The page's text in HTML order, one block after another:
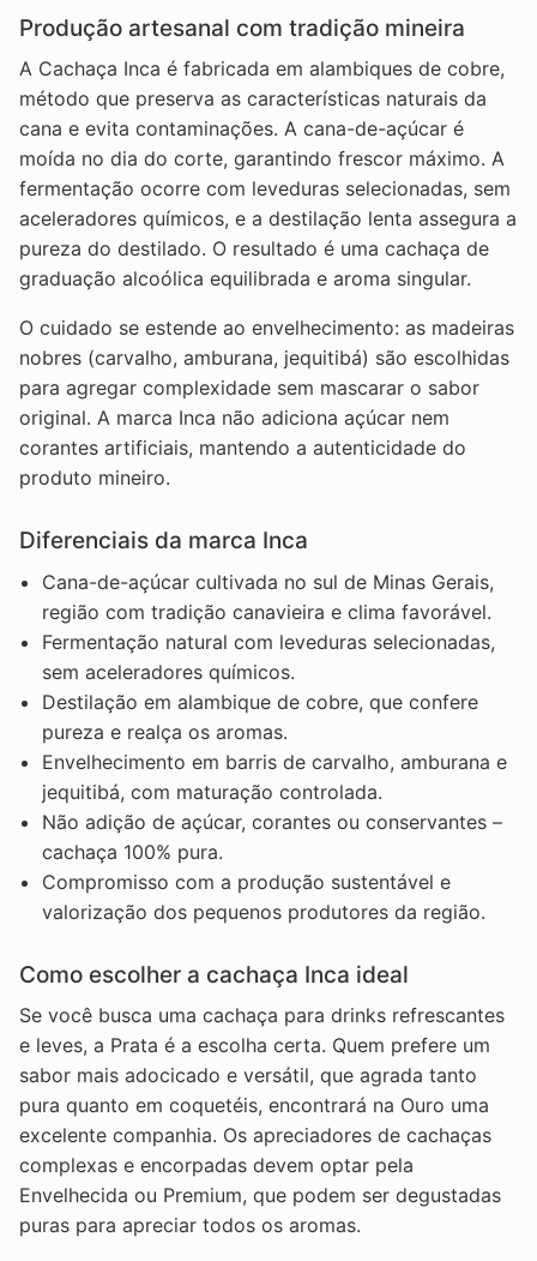
Produção artesanal com tradição mineira
A Cachaça Inca é fabricada em alambiques de cobre,
método que preserva as características naturais da
cana e evita contaminações. A cana-de-açúcar é
moída no dia do corte, garantindo frescor máximo. A
fermentação ocorre com leveduras selecionadas, sem
aceleradores químicos, e a destilação lenta assegura a
pureza do destilado. O resultado é uma cachaça de
graduação alcoólica equilibrada e aroma singular.
O cuidado se estende ao envelhecimento: as madeiras
nobres (carvalho, amburana, jequitibá) são escolhidas
para agregar complexidade sem mascarar o sabor
original. A marca Inca não adiciona açúcar nem
corantes artificiais, mantendo a autenticidade do
produto mineiro.
Diferenciais da marca Inca
Cana-de-açúcar cultivada no sul de Minas Gerais,
região com tradição canavieira e clima favorável.
Fermentação natural com leveduras selecionadas,
sem aceleradores químicos.
Destilação em alambique de cobre, que confere
pureza e realça os aromas.
Envelhecimento em barris de carvalho, amburana e
jequitibá, com maturação controlada.
Não adição de açúcar, corantes ou conservantes –
cachaça 100% pura.
Compromisso com a produção sustentável e
valorização dos pequenos produtores da região.
Como escolher a cachaça Inca ideal
Se você busca uma cachaça para drinks refrescantes
e leves, a Prata é a escolha certa. Quem prefere um
sabor mais adocicado e versátil, que agrada tanto
pura quanto em coquetéis, encontrará na Ouro uma
excelente companhia. Os apreciadores de cachaças
complexas e encorpadas devem optar pela
Envelhecida ou Premium, que podem ser degustadas
puras para apreciar todos os aromas.